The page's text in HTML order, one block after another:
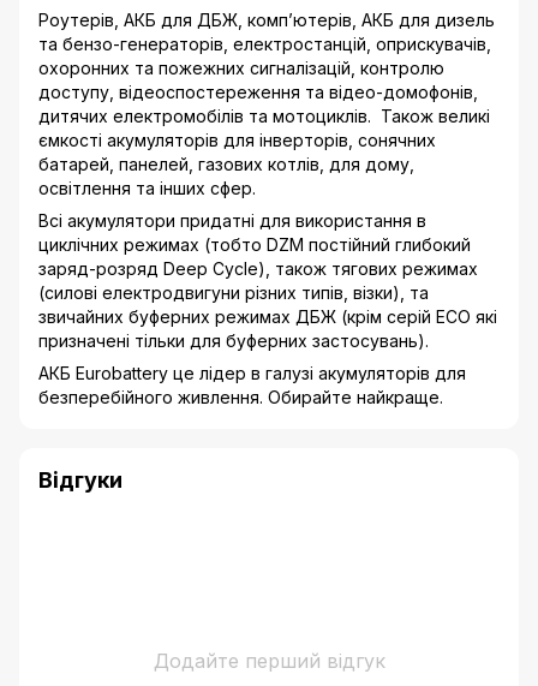
Роутерів, АКБ для ДБЖ, комп’ютерів, АКБ для дизель
та бензо-генераторів, електростанцій, оприскувачів,
охоронних та пожежних сигналізацій, контролю
доступу, відеоспостереження та відео-домофонів,
дитячих електромобілів та мотоциклів. Також великі
ємкості акумуляторів для інверторів, сонячних
батарей, панелей, газових котлів, для дому,
освітлення та інших сфер.
Всі акумулятори придатні для використання в
циклічних режимах (тобто DZM постійний глибокий
заряд-розряд Deep Cycle), також тягових режимах
(силові електродвигуни різних типів, візки), та
звичайних буферних режимах ДБЖ (крім серій ECO які
призначені тільки для буферних застосувань).
АКБ Eurobattery це лідер в галузі акумуляторів для
безперебійного живлення. Обирайте найкраще.
Відгуки
Додайте перший відгук